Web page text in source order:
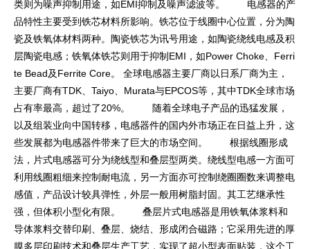
类则为噪声抑制用途，如EMI抑制及噪声滤波等。 电感器的产
品特性主要受到铁芯材料所影响。铁芯位于线圈中心位置，分为陶
瓷及铁氧体材料两种。陶瓷铁芯为讯号用途，如陶瓷绕线电感及积
层陶瓷电感；铁氧体铁芯则用于抑制EMI，如Power Choke、Ferri
te Bead及Ferrite Core。 全球电感器主要厂商以日系厂商为主，
主要厂商有TDK、Taiyo、Murata与EPCOS等，其中TDK全球市场
占有率最高，超过了20%。 随着全球电子产品的迅猛发展，
以及组装业向中国转移，电感器件的国内外市场正在日益上升，这
些发展都为电感器件带来了巨大的市场空间。 根据线圈形成
法，片式电感器可分为绕线型和叠层型两类。绕线型电感一方面可
利用线圈粗细来控制耐电流，另一方面亦可控制绕圈圈数来调整电
感值，产品设计较具弹性，外层一般用树脂封固。其工艺继承性
强，但体积小型化有限。 叠层片式电感器是用铁氧体浆料和
导体浆料交替印刷、叠层、烧结、形成闭合磁路；它采用先进的厚
膜多层印刷技术和叠层生产工艺，实现了超小型表面贴装，这个工